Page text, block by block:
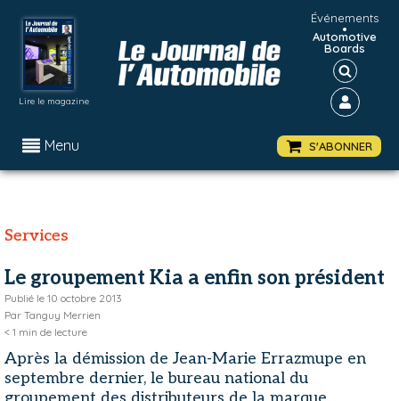
Lire le magazine
Événements
•
Automotive
Boards
Menu S'ABONNER
Services
Le groupement Kia a enfin son président
Publié le 10 octobre 2013
Par Tanguy Merrien
< 1 min de lecture
Après la démission de Jean-Marie Errazmupe en
septembre dernier, le bureau national du